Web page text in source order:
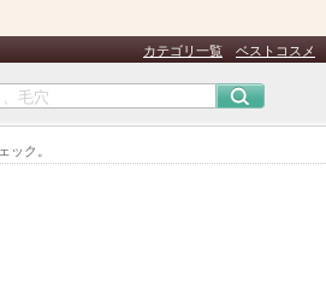
ック。
カテゴリ一覧 ベストコスメ